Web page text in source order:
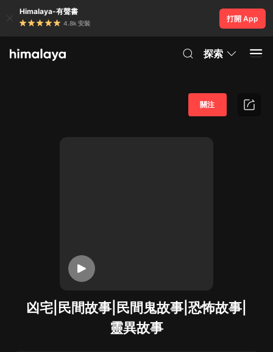
Himalaya-有聲書
4.8k 安裝
打開 App
探索
凶宅|民間故事|民間鬼故事|恐怖故事|
靈異故事
關注